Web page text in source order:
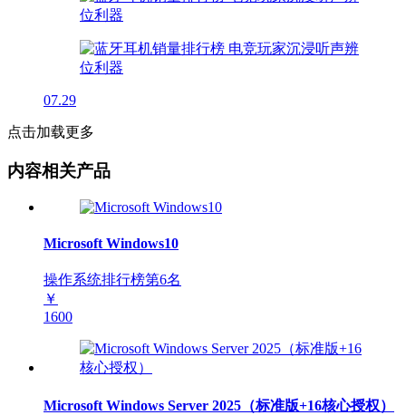
07.29
点击加载更多
内容相关产品
Microsoft Windows10
操作系统排行榜第6名
￥
1600
Microsoft Windows Server 2025（标准版+16核心授权）